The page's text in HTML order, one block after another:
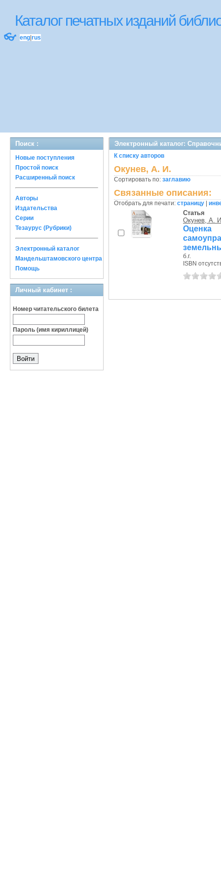
Каталог печатных изданий
👓 eng rus
Поиск :
Новые поступления
Простой поиск
Расширенный поиск
Авторы
Издательства
Серии
Тезаурус (Рубрики)
Электронный каталог
Мандельштамовского центра
Помощь
Личный кабинет :
Номер читательского билета
Пароль (имя кириллицей)
Электронный каталог:
К списку авторов
Окунев, А. И.
Сортировать по: заглавию
Связанные описания:
Отобрать для печати: страницу
Статья
Окунев, А.
б.г.
ISBN